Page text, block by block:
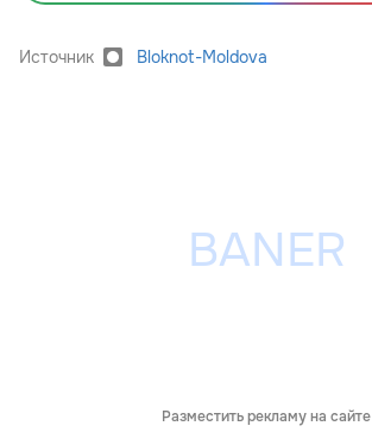
Источник Bloknot-Moldova
Разместить рекламу на сайте